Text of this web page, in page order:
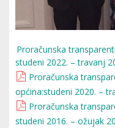
Proračunska
studeni 2022. – travanj
Proračunska
općina:studeni 2020. –
Proračunska
studeni 2016. – ožujak